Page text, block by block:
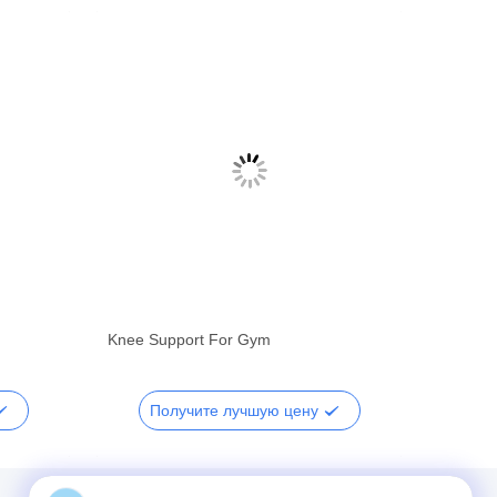
Knee Support For Gym
Получите лучшую цену